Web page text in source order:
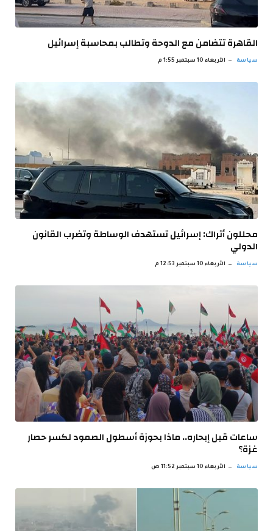
القاهرة تتضامن مع الدوحة وتطالب بمحاسبة إسرائيل
سياسة الأربعاء 10 سبتمبر 1:55 م
محللون أتراك: إسرائيل تستهدف الوساطة وتضرب القانون
الدولي
سياسة الأربعاء 10 سبتمبر 12:53 م
ساعات قبل إبحاره.. ماذا بحوزة أسطول الصمود لكسر حصار
غزة؟
سياسة الأربعاء 10 سبتمبر 11:52 ص